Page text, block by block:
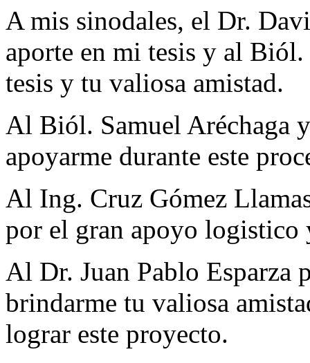
A mis sinodales, el Dr.
aporte en mi tesis y al
tesis y tu valiosa amistad.
Al Biól. Samuel Aréchaga
apoyarme durante este
Al Ing. Cruz Gómez
por el gran apoyo logistico
Al Dr. Juan Pablo Esparza
brindarme tu valiosa
lograr este proyecto.